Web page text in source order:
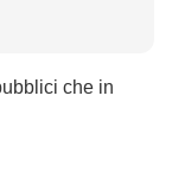
che in